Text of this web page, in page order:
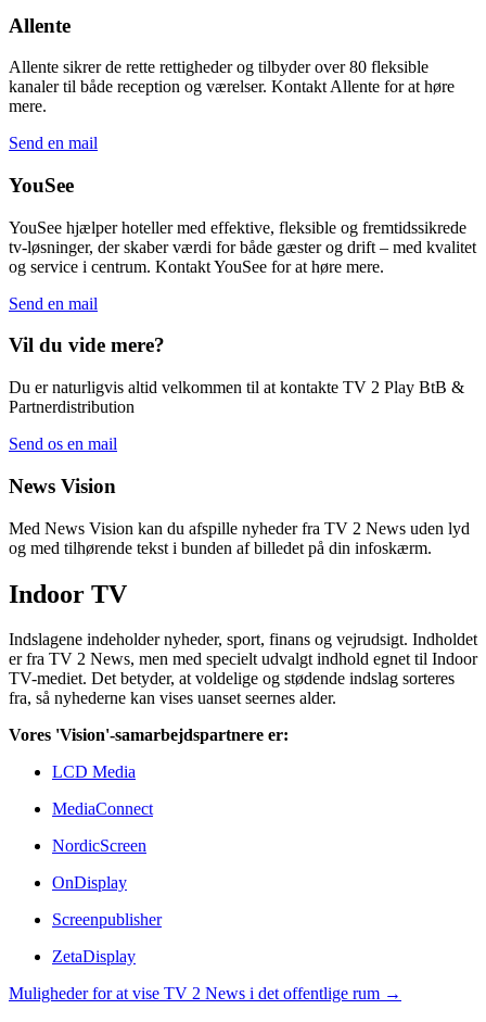
Allente
Allente sikrer de rette rettigheder og tilbyder over 80 fleksible
kanaler til både reception og værelser. Kontakt Allente for at høre
mere.
Send en mail
YouSee
YouSee hjælper hoteller med effektive, fleksible og fremtidssikrede
tv-løsninger, der skaber værdi for både gæster og drift – med kvalitet
og service i centrum. Kontakt YouSee for at høre mere.
Send en mail
Vil du vide mere?
Du er naturligvis altid velkommen til at kontakte TV 2 Play BtB &
Partnerdistribution
Send os en mail
News Vision
Med News Vision kan du afspille nyheder fra TV 2 News uden lyd
og med tilhørende tekst i bunden af billedet på din infoskærm.
Indoor TV
Indslagene indeholder nyheder, sport, finans og vejrudsigt. Indholdet
er fra TV 2 News, men med specielt udvalgt indhold egnet til Indoor
TV-mediet. Det betyder, at voldelige og stødende indslag sorteres
fra, så nyhederne kan vises uanset seernes alder.
Vores 'Vision'-samarbejdspartnere er:
LCD Media
MediaConnect
NordicScreen
OnDisplay
Screenpublisher
ZetaDisplay
Muligheder for at vise TV 2 News i det offentlige rum →